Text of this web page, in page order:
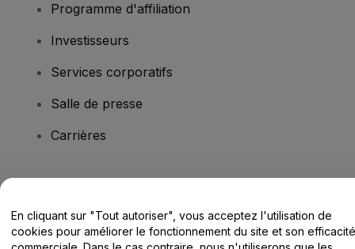
Programme d'affiliation
Investisseurs
Services corporatifs
Salle de presse
Carrières
Centre d'assistance / Nous contacter
En cliquant sur "Tout autoriser", vous acceptez l'utilisation de
cookies pour améliorer le fonctionnement du site et son efficacité